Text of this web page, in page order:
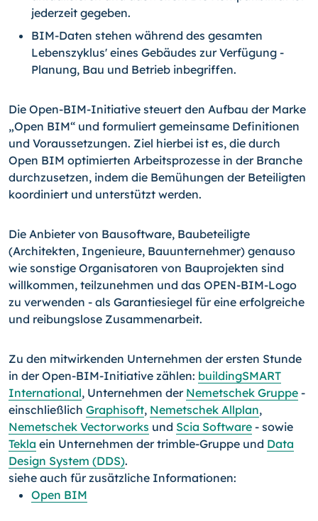
jederzeit gegeben.
BIM-Daten stehen während des gesamten
Lebenszyklus' eines Gebäudes zur Verfügung -
Planung, Bau und Betrieb inbegriffen.
Die Open-BIM-Initiative steuert den Aufbau der Marke
„Open BIM“ und formuliert gemeinsame Definitionen
und Voraussetzungen. Ziel hierbei ist es, die durch
Open BIM optimierten Arbeitsprozesse in der Branche
durchzusetzen, indem die Bemühungen der Beteiligten
koordiniert und unterstützt werden.
Die Anbieter von Bausoftware, Baubeteiligte
(Architekten, Ingenieure, Bauunterneh­mer) genauso
wie sonstige Organisatoren von Bauprojekten sind
willkommen, teilzu­nehmen und das OPEN-BIM-Logo
zu verwenden - als Garantiesiegel für eine erfolg­reiche
und reibungslose Zusammenarbeit.
Zu den mitwirkenden Unternehmen der ersten Stunde
in der Open-BIM-Initiative zäh­len: buildingSMART
International, Unternehmen der Nemetschek Gruppe -
einschließ­lich Graphisoft, Nemetschek Allplan,
Nemetschek Vectorworks und Scia Software - sowie
Tekla ein Unternehmen der trimble-Gruppe und Data
Design System (DDS).
siehe auch für zusätzliche Informationen:
Open BIM